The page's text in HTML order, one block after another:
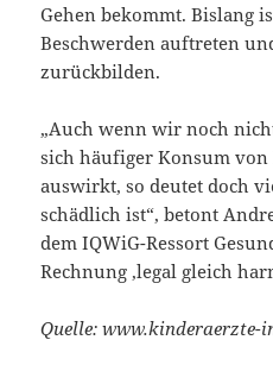
Gehen bekommt. Bislang
Beschwerden auftreten
zurückbilden.
„Auch wenn wir noch
sich häufiger Konsum
auswirkt, so deutet doch
schädlich ist“, betont
dem IQWiG-Ressort
Rechnung ‚legal gleich
Quelle: www.kinderaerzte-